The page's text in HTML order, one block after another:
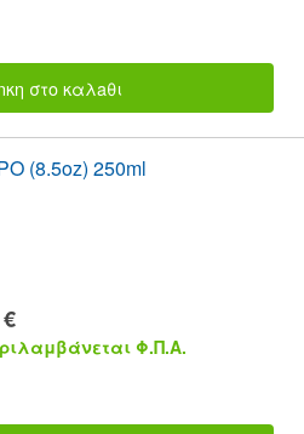
στο καλaθι
(8.5oz) 250ml
Φ.Π.Α.